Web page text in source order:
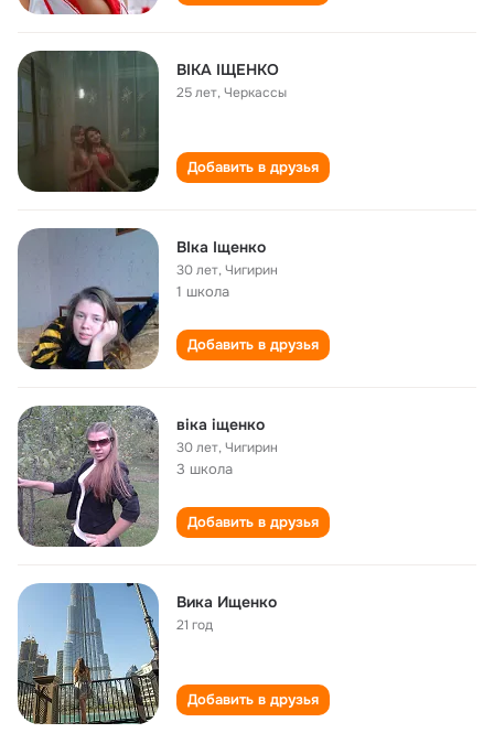
ВІКА ІЩЕНКО
25 лет,Черкассы
Добавить в друзья
ВІка Іщенко
30 лет,Чигирин
1 школа
Добавить в друзья
віка іщенко
30 лет,Чигирин
3 школа
Добавить в друзья
Вика Ищенко
21 год
Добавить в друзья